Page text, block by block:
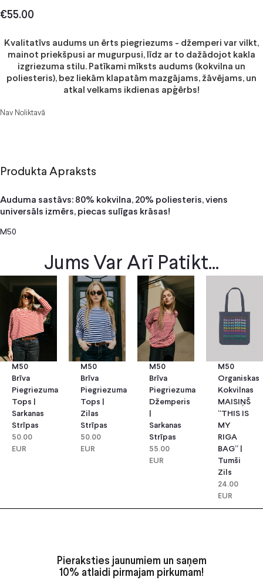
€55.00
Kvalitatīvs audums un ērts piegriezums - džemperi var vilkt,
mainot priekšpusi ar mugurpusi, līdz ar to dažādojot kakla
izgriezuma stilu. Patīkami mīksts audums (kokvilna un
poliesteris), bez liekām klapatām mazgājams, žāvējams, un
atkal velkams ikdienas apģērbs!
Nav Noliktavā
Produkta Apraksts
Auduma sastāvs: 80% kokvilna, 20% poliesteris, viens
universāls izmērs, piecas sulīgas krāsas!
M50
Jums Var Arī Patikt...
M50
Brīva
Piegriezuma
Tops |
Sarkanas
Strīpas
50.00
EUR
M50
Brīva
Piegriezuma
Tops |
Zilas
Strīpas
50.00
EUR
M50
Brīva
Piegriezuma
Džemperis
Sarkanas
Strīpas
55.00
EUR
M50
Organiskas
Kokvilnas
MAISIŅŠ
“THIS IS
MY
RIGA
BAG” |
Tumši
Zils
24.00
EUR
Pieraksties jaunumiem un saņem
10% atlaidi pirmajam pirkumam!